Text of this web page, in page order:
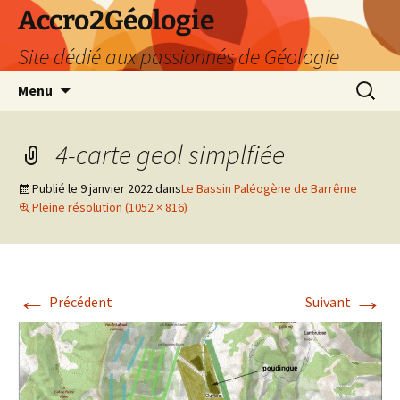
Accro2Géologie
Site dédié aux passionnés de Géologie
Menu
4-carte geol simplfiée
Publié le 9 janvier 2022dansLe Bassin Paléogène de Barrême
Pleine résolution (1052 × 816)
← Précédent Suivant →